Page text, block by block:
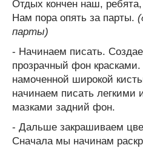
Отдых кончен наш, ребята,
Нам пора опять за парты.
парты)
- Начинаем писать.
прозрачный фон
намоченной широкой
начинаем писать легкими
мазками задний фон.
- Дальше закрашиваем
Сначала мы начинам